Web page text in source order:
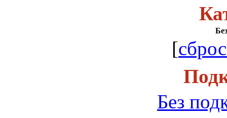
[
Без